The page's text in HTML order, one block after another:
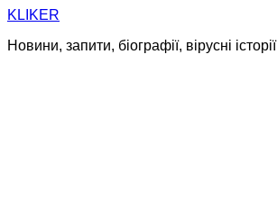
Skip
content
KLIKER
Новини, запити, біографії, вірусні історії